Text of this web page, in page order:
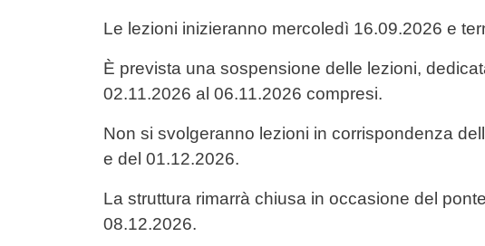
Le lezioni inizieranno mercoledì 16.09.2026 e
È prevista una sospensione delle lezioni,
02.11.2026 al 06.11.2026 compresi.
Non si svolgeranno lezioni in corrispondenza
e del 01.12.2026.
La struttura rimarrà chiusa in occasione del
08.12.2026.